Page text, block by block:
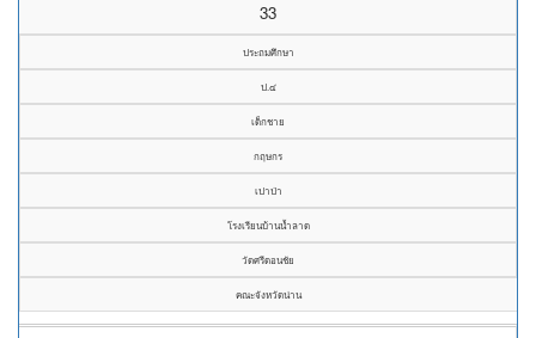
33
ประถมศึกษา
ป.๔
เด็กชาย
กฤษกร
เปาป่า
โรงเรียนบ้านน้ำลาด
วัดศรีดอนชัย
คณะจังหวัดน่าน